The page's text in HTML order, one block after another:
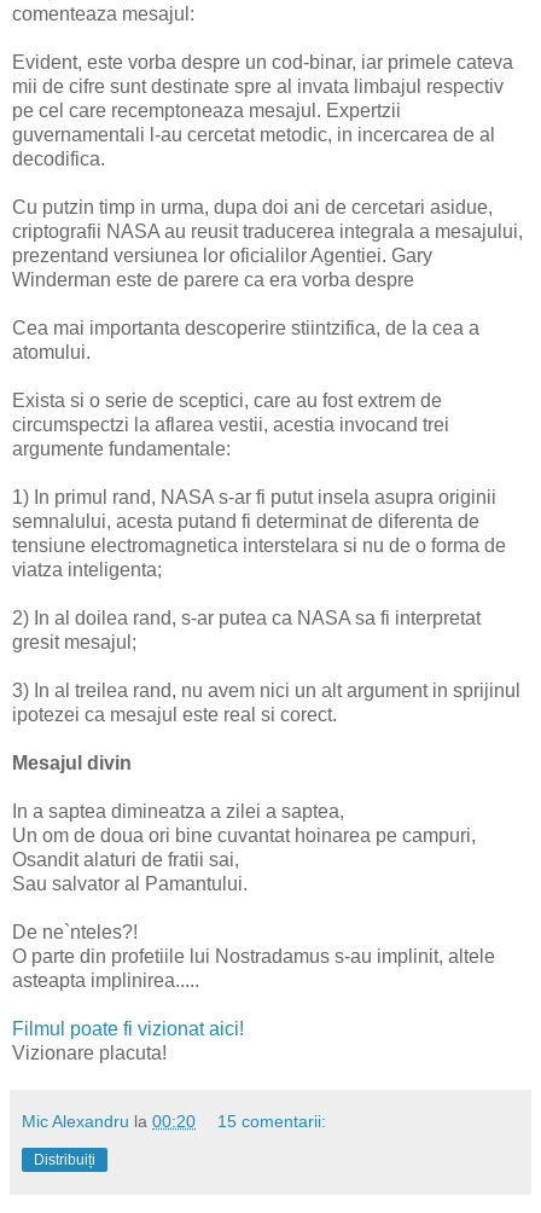
comenteaza mesajul:
Evident, este vorba despre un cod-binar, iar primele cateva
mii de cifre sunt destinate spre al invata limbajul respectiv
pe cel care recemptoneaza mesajul. Expertzii
guvernamentali l-au cercetat metodic, in incercarea de al
decodifica.
Cu putzin timp in urma, dupa doi ani de cercetari asidue,
criptografii NASA au reusit traducerea integrala a mesajului,
prezentand versiunea lor oficialilor Agentiei. Gary
Winderman este de parere ca era vorba despre
Cea mai importanta descoperire stiintzifica, de la cea a
atomului.
Exista si o serie de sceptici, care au fost extrem de
circumspectzi la aflarea vestii, acestia invocand trei
argumente fundamentale:
1) In primul rand, NASA s-ar fi putut insela asupra originii
semnalului, acesta putand fi determinat de diferenta de
tensiune electromagnetica interstelara si nu de o forma de
viatza inteligenta;
2) In al doilea rand, s-ar putea ca NASA sa fi interpretat
gresit mesajul;
3) In al treilea rand, nu avem nici un alt argument in sprijinul
ipotezei ca mesajul este real si corect.
Mesajul divin
In a saptea dimineatza a zilei a saptea,
Un om de doua ori bine cuvantat hoinarea pe campuri,
Osandit alaturi de fratii sai,
Sau salvator al Pamantului.
De ne`nteles?!
O parte din profetiile lui Nostradamus s-au implinit, altele
asteapta implinirea.....
Filmul poate fi vizionat aici!
Vizionare placuta!
Mic Alexandru la 00:20 15 comentarii:
Distribuiți